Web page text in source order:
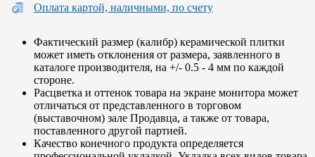
Оплата картой, наличными, по счету
Фактический размер (калибр) керамической плитки
может иметь отклонения от размера, заявленного в
каталоге производителя, на +/- 0.5 - 4 мм по каждой
стороне.
Расцветка и оттенок товара на экране монитора может
отличаться от представленного в торговом
(выставочном) зале Продавца, а также от товара,
поставленного другой партией.
Качество конечного продукта определяется